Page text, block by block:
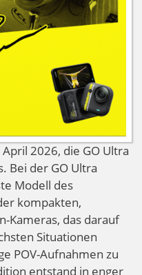
2026, die GO Ultra
Bei der GO Ultra
Modell des
kompakten,
Kameras, das darauf
Situationen
POV-Aufnahmen zu
entstand in enger